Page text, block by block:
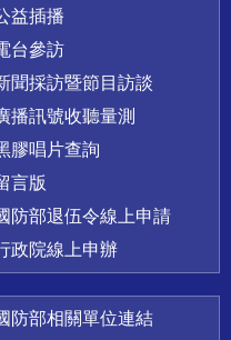
益插播
台參訪
聞採訪暨節目訪談
播訊號收聽量測
膠唱片查詢
言版
防部退伍令線上申請
政院線上申辦
防部相關單位連結